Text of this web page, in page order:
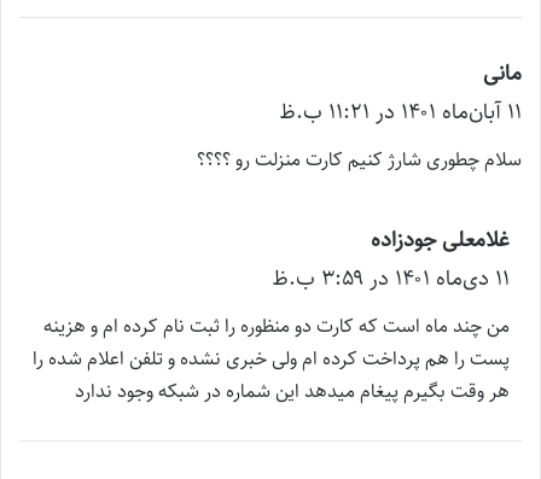
مانی
ف
ت
۱۱ آبان‌ماه ۱۴۰۱ در ۱۱:۲۱ ب.ظ
سلام چطوری شارژ کنیم کارت منزلت رو ؟؟؟؟
غلامعلی جودزاده
ف
ت
:
۱۱ دی‌ماه ۱۴۰۱ در ۳:۵۹ ب.ظ
من چند ماه است که کارت دو منظوره را ثبت نام کرده ام و هزینه
پست را هم پرداخت کرده ام ولی خبری نشده و تلفن اعلام شده را
هر وقت بگیرم پیغام میدهد این شماره در شبکه وجود ندارد